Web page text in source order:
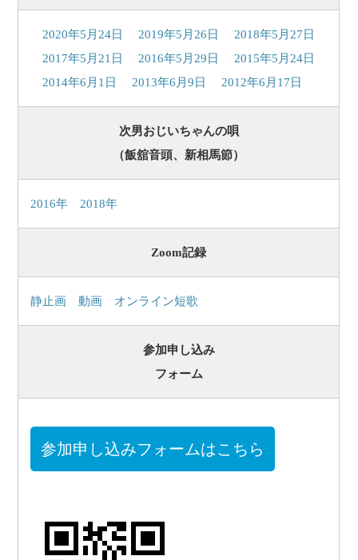
2020年5月24日 2019年5月26日
2018年5月27日
2017年5月21日
2016年5月29日
2015年5月24日
2014年6月1日
2013年6月9日 2012年6月17日
次男おじいちゃんの唄
（飯舘音頭、新相馬節）
2016年 2018年
Zoom記録
静止画 動画 オンライン短歌
参加申し込み
フォーム
参加申し込みフォームはこちら